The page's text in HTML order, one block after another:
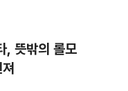
, 뜻밖의 롤모